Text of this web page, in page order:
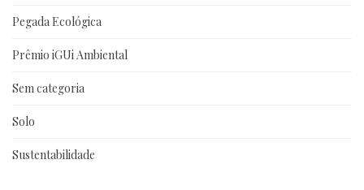
Pegada Ecológica
Prêmio iGUi Ambiental
Sem categoria
Solo
Sustentabilidade